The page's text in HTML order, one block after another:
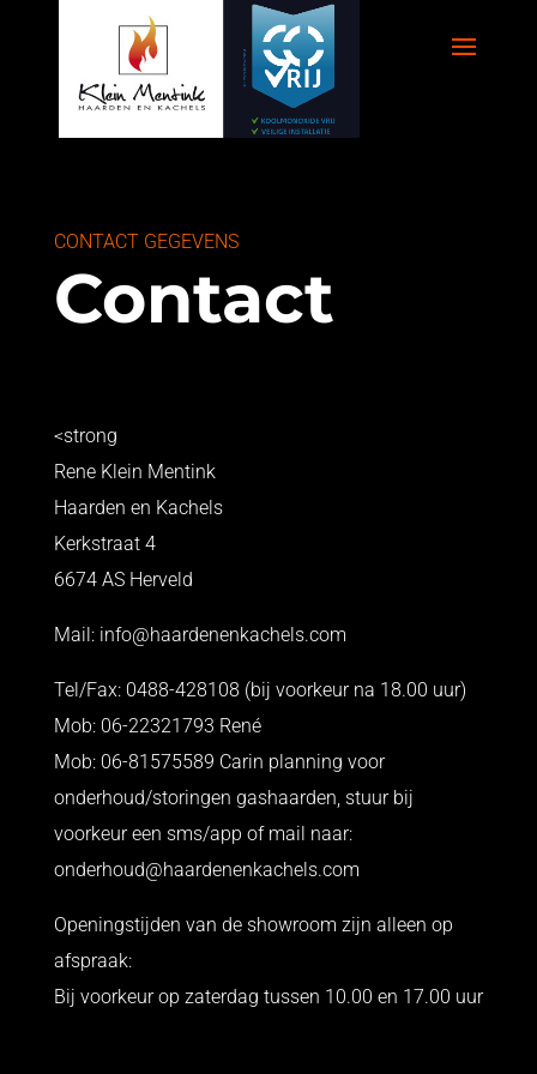
CONTACT GEGEVENS
Contact
<strong
Rene Klein Mentink
Haarden en Kachels
Kerkstraat 4
6674 AS Herveld
Mail: info@haardenenkachels.com
Tel/Fax: 0488-428108 (bij voorkeur na 18.00 uur)
Mob: 06-22321793 René
Mob: 06-81575589 Carin planning voor
onderhoud/storingen gashaarden, stuur bij
voorkeur een sms/app of mail naar:
onderhoud@haardenenkachels.com
Openingstijden van de showroom zijn alleen op
afspraak:
Bij voorkeur op zaterdag tussen 10.00 en 17.00 uur